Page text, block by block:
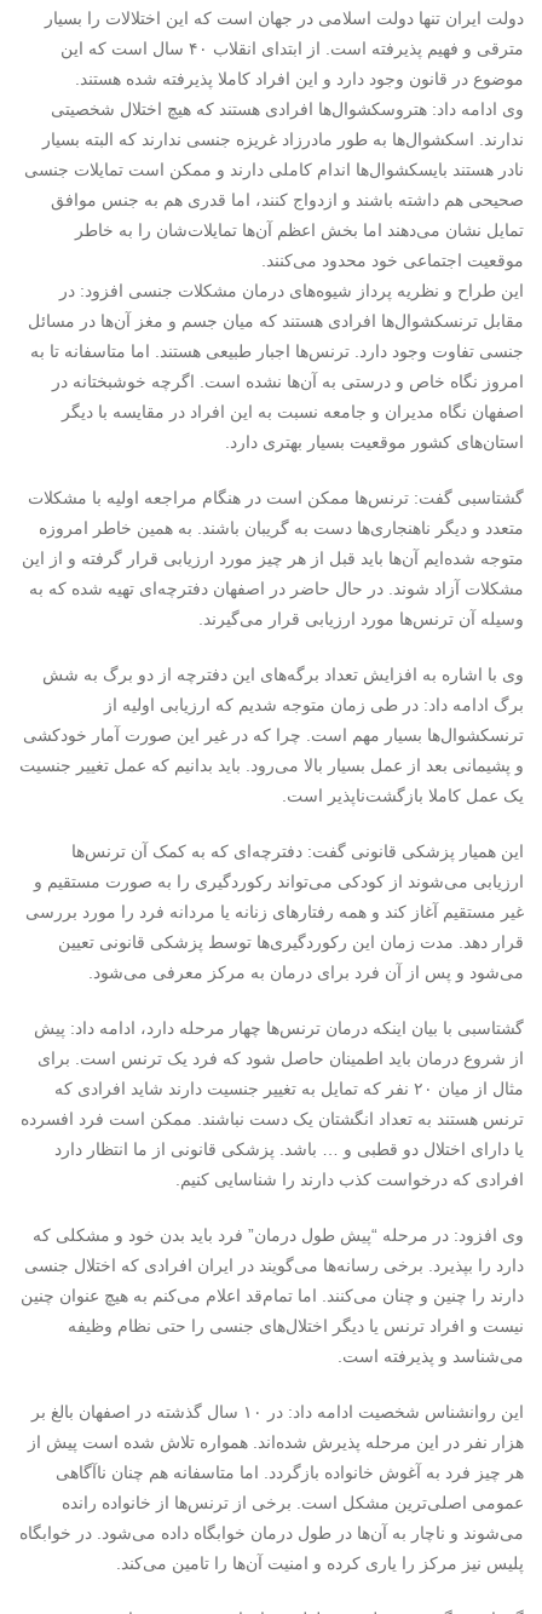
دولت ایران تنها دولت اسلامی در جهان است که این اختلالات را بسیار
مترقی و فهیم پذیرفته است. از ابتدای انقلاب ۴۰ سال است که این
موضوع در قانون وجود دارد و این افراد کاملا پذیرفته شده هستند.
وی ادامه داد: هتروسکشوال‌ها افرادی هستند که هیچ اختلال شخصیتی
ندارند. اسکشوال‌ها به طور مادرزاد غریزه جنسی ندارند که البته بسیار
نادر هستند بایسکشوال‌ها اندام کاملی دارند و ممکن است تمایلات جنسی
صحیحی هم داشته باشند و ازدواج کنند، اما قدری هم به جنس موافق
تمایل نشان می‌دهند اما بخش اعظم آن‌ها تمایلات‌شان را به خاطر
موقعیت اجتماعی خود محدود می‌کنند.
این طراح و نظریه پرداز شیوه‌های درمان مشکلات جنسی افزود: در
مقابل ترنسکشوال‌ها افرادی هستند که میان جسم و مغز آن‌ها در مسائل
جنسی تفاوت وجود دارد. ترنس‌ها اجبار طبیعی هستند. اما متاسفانه تا به
امروز نگاه خاص و درستی به آن‌ها نشده است. اگرچه خوشبختانه در
اصفهان نگاه مدیران و جامعه نسبت به این افراد در مقایسه با دیگر
استان‌های کشور موقعیت بسیار بهتری دارد.
گشتاسبی گفت: ترنس‌ها ممکن است در هنگام مراجعه اولیه با مشکلات
متعدد و دیگر ناهنجاری‌ها دست به گریبان باشند. به همین خاطر امروزه
متوجه شده‌ایم آن‌ها باید قبل از هر چیز مورد ارزیابی قرار گرفته و از این
مشکلات آزاد شوند. در حال حاضر در اصفهان دفترچه‌ای تهیه شده که به
وسیله آن ترنس‌ها مورد ارزیابی قرار می‌گیرند.
وی با اشاره به افزایش تعداد برگه‌های این دفترچه از دو برگ به شش
برگ ادامه داد: در طی زمان متوجه شدیم که ارزیابی اولیه از
ترنسکشوال‌ها بسیار مهم است. چرا که در غیر این صورت آمار خودکشی
و پشیمانی‌ بعد از عمل بسیار بالا می‌رود. باید بدانیم که عمل تغییر جنسیت
یک عمل کاملا بازگشت‌ناپذیر است.
این همیار پزشکی قانونی گفت: دفترچه‌ای که به کمک آن ترنس‌ها
ارزیابی می‌شوند از کودکی می‌تواند رکوردگیری را به صورت مستقیم و
غیر مستقیم آغاز کند و همه رفتارهای زنانه یا مردانه فرد را مورد بررسی
قرار دهد. مدت زمان این رکوردگیری‌ها توسط پزشکی قانونی تعیین
می‌شود و پس از آن فرد برای درمان به مرکز معرفی می‌شود.
گشتاسبی با بیان اینکه درمان ترنس‌ها چهار مرحله دارد، ادامه داد: پیش
از شروع درمان باید اطمینان حاصل شود که فرد یک ترنس است. برای
مثال از میان ۲۰ نفر که تمایل به تغییر جنسیت دارند شاید افرادی که
ترنس هستند به تعداد انگشتان یک دست نباشند. ممکن است فرد افسرده
یا دارای اختلال دو قطبی و … باشد. پزشکی قانونی از ما انتظار دارد
افرادی که درخواست کذب دارند را شناسایی کنیم.
وی افزود: در مرحله “پیش طول درمان” فرد باید بدن خود و مشکلی که
دارد را بپذیرد. برخی رسانه‌ها می‌گویند در ایران افرادی که اختلال جنسی
دارند را چنین و چنان می‌کنند. اما تمام‌قد اعلام می‌کنم به هیچ عنوان چنین
نیست و افراد ترنس یا دیگر اختلال‌های جنسی را حتی نظام وظیفه
می‌شناسد و پذیرفته است.
این روانشناس شخصیت ادامه داد: در ۱۰ سال گذشته در اصفهان بالغ بر
هزار نفر در این مرحله پذیرش شده‌اند. همواره تلاش شده است پیش از
هر چیز فرد به آغوش خانواده بازگردد. اما متاسفانه هم چنان ناآگاهی
عمومی اصلی‌ترین مشکل است. برخی از ترنس‌ها از خانواده رانده
می‌شوند و ناچار به آن‌ها در طول درمان خوابگاه داده می‌شود. در خوابگاه
پلیس نیز مرکز را یاری کرده و امنیت آن‌ها را تامین می‌کند.